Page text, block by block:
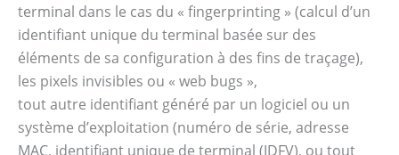
terminal dans le cas du « fingerprinting » (calcul d’un
identifiant unique du terminal basée sur des
éléments de sa configuration à des fins de traçage),
les pixels invisibles ou « web bugs »,
tout autre identifiant généré par un logiciel ou un
système d’exploitation (numéro de série, adresse
MAC, identifiant unique de terminal (IDFV), ou tout